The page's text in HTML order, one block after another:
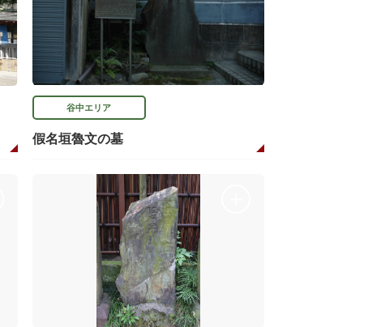
谷中エリア
假名垣魯文の墓